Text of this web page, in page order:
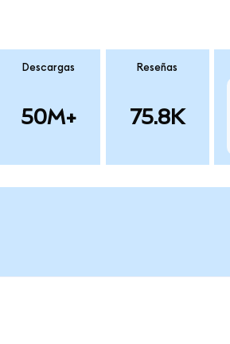
Descargas
50M+
Reseñas
75.8K